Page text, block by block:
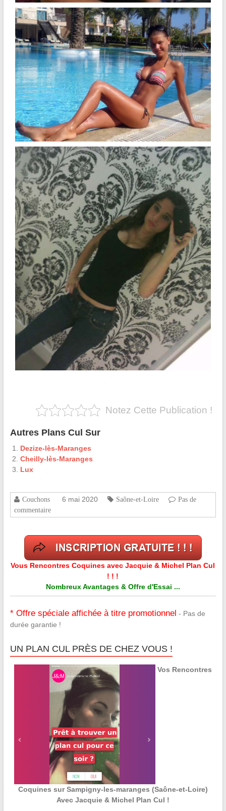
Notez Cette Publication !
Autres Plans Cul Sur
Dezize-lès-Maranges
Cheilly-lès-Maranges
Lux
Couchons 6 mai 2020 Saône-et-Loire
Pas de
commentaire
Vous Rencontres Coquines avec Jacquie & Michel Plan Cul
! ! !
Nombreux Avantages & Offre d'Essai ...
* Offre spéciale affichée à titre promotionnel - Pas de
durée garantie !
UN PLAN CUL PRÈS DE CHEZ VOUS !
Vos Rencontres
Coquines sur Sampigny-les-maranges (Saône-et-Loire)
Avec Jacquie & Michel Plan Cul !